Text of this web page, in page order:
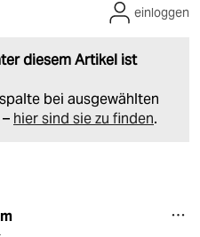
diesem Artikel ist
bei ausgewählten
hier sind sie zu finden.
einloggen